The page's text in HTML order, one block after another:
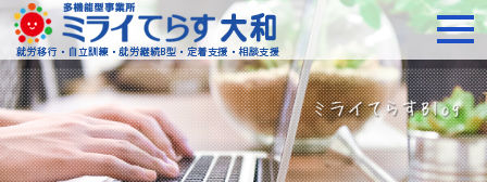
障がいをお持ちの方へ